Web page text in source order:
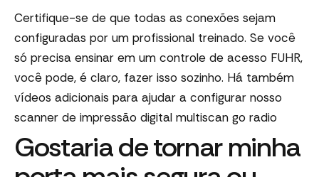
Certifique-se de que todas as conexões sejam
configuradas por um profissional treinado. Se você
só precisa ensinar em um controle de acesso FUHR,
você pode, é claro, fazer isso sozinho. Há também
vídeos adicionais para ajudar a configurar nosso
scanner de impressão digital multiscan go radio
Gostaria de tornar minha